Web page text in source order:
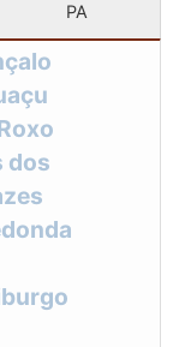
PA
dos